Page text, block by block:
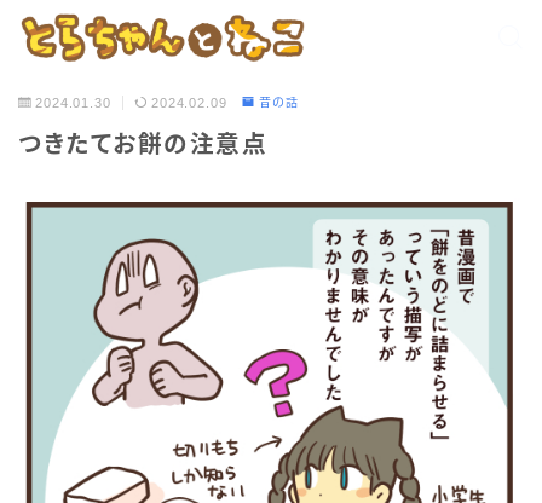
2024.01.30 2024.02.09 昔の話
つきたてお餅の注意点